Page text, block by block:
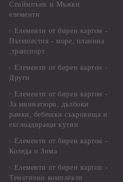
Стиймпънк и Мъжки
елементи
Елементи от бирен картон -
Пътешестия - море, планина
,транспорт
Елементи от бирен картон -
Други
Елементи от бирен картон -
За миниатюри, дълбоки
рамки, бебешки съкровища и
екслоадиращи кутии
Елементи от бирен картон -
Коледа и Зима
Елементи от бирен картон -
Тематични комплекти